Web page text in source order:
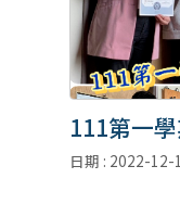
111第一
日期 : 2022-12-